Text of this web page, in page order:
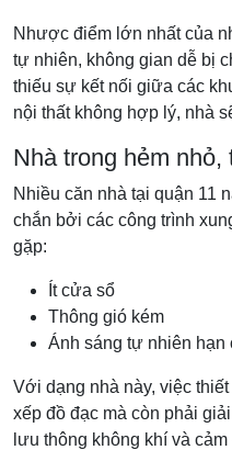
Nhược điểm lớn nhất của
tự nhiên, không gian dễ bị
thiếu sự kết nối giữa các
nội thất không hợp lý, nhà
Nhà trong hẻm nhỏ,
Nhiều căn nhà tại quận 11
chắn bởi các công trình
gặp:
Ít cửa sổ
Thông gió kém
Ánh sáng tự nhiên hạn
Với dạng nhà này, việc
xếp đồ đạc mà còn phải
lưu thông không khí và